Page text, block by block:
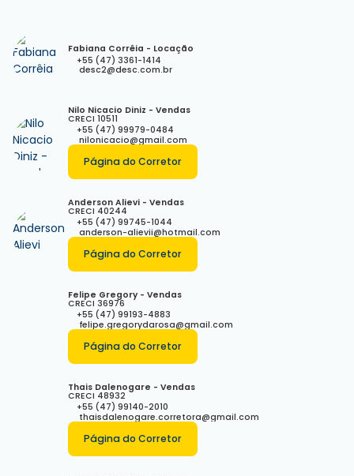
Fabiana Corrêia - Locação
+55 (47) 3361-1414
desc2@desc.com.br
Nilo Nicacio Diniz - Vendas
CRECI 10511
+55 (47) 99979-0484
nilonicacio@gmail.com
Página do Corretor
Anderson Alievi - Vendas
CRECI 40244
+55 (47) 99745-1044
anderson-alievii@hotmail.com
Página do Corretor
Felipe Gregory - Vendas
CRECI 36976
+55 (47) 99193-4883
felipe.gregorydarosa@gmail.com
Página do Corretor
Thais Dalenogare - Vendas
CRECI 48932
+55 (47) 99140-2010
thaisdalenogare.corretora@gmail.com
Página do Corretor